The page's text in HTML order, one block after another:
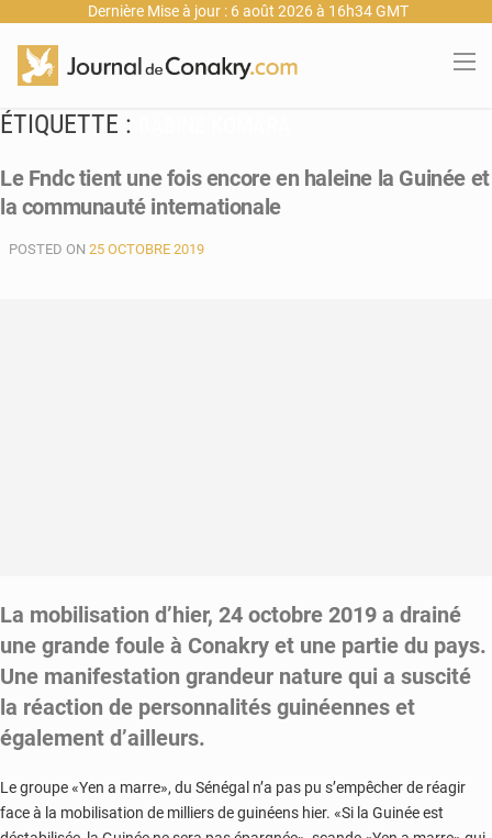
Dernière Mise à jour : 6 août 2026 à 16h34 GMT
ÉTIQUETTE :
Le Fndc tient une fois encore en haleine la Guinée et
la communauté internationale
POSTED ON 25 OCTOBRE 2019
La mobilisation d’hier, 24 octobre 2019 a drainé
une grande foule à Conakry et une partie du pays.
Une manifestation grandeur nature qui a suscité
la réaction de personnalités guinéennes et
également d’ailleurs.
Le groupe «Yen a marre», du Sénégal n’a pas pu s’empêcher de réagir
face à la mobilisation de milliers de guinéens hier. «Si la Guinée est